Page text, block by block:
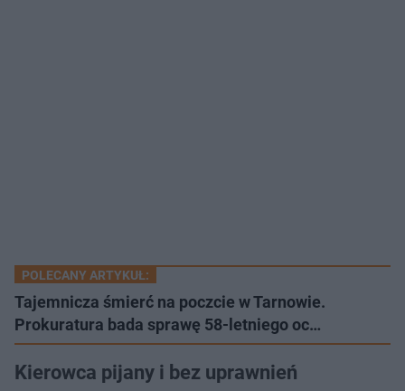
POLECANY ARTYKUŁ:
Tajemnicza śmierć na poczcie w Tarnowie.
Prokuratura bada sprawę 58-letniego oc…
Kierowca pijany i bez uprawnień